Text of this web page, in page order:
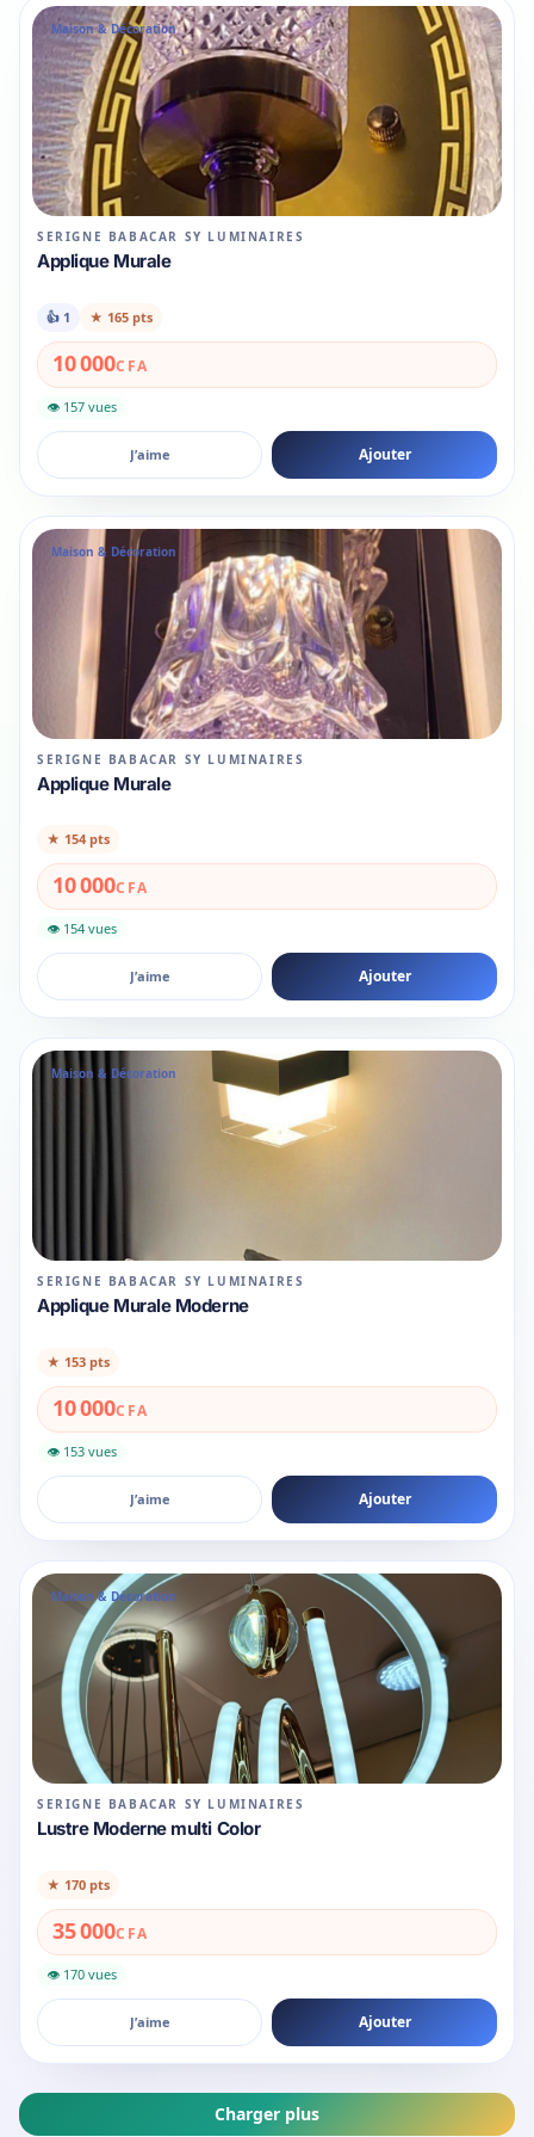
Maison & Décoration
SERIGNE BABACAR SY LUMINAIRES
Applique Murale
👍 1 ★ 165 pts
10 000CFA
👁 157 vues
J’aime Ajouter
Maison & Décoration
SERIGNE BABACAR SY LUMINAIRES
Applique Murale
★ 154 pts
10 000CFA
👁 154 vues
J’aime Ajouter
Maison & Décoration
SERIGNE BABACAR SY LUMINAIRES
Applique Murale Moderne
★ 153 pts
10 000CFA
👁 153 vues
J’aime Ajouter
Maison & Décoration
SERIGNE BABACAR SY LUMINAIRES
Lustre Moderne multi Color
★ 170 pts
35 000CFA
👁 170 vues
J’aime Ajouter
Charger plus